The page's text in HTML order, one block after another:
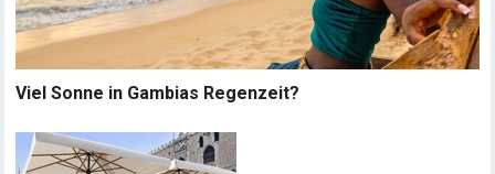
Viel Sonne in Gambias Regenzeit?